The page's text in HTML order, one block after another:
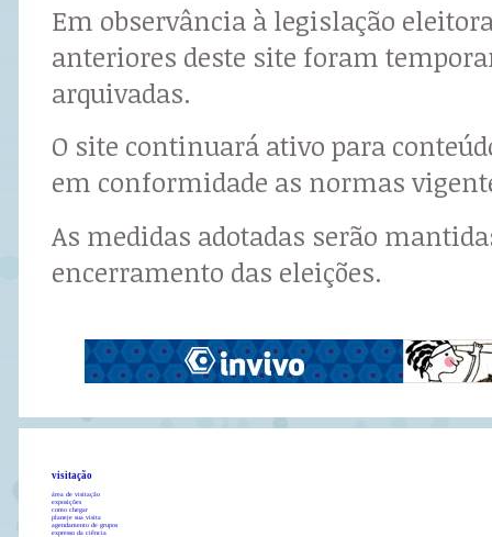
Em observância à legislação
anteriores deste site foram
arquivadas.
O site continuará ativo para
em conformidade as normas
As medidas adotadas serão
encerramento das eleições.
visitação
área de visitação
exposições
como chegar
planeje sua visita
agendamento de grupos
expresso da ciência